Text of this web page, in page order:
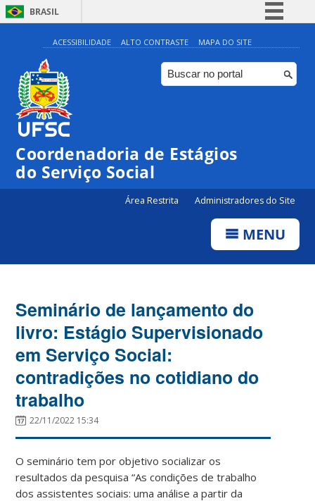
BRASIL
Simplifique!
Comunica BR
Participe
Canais
ACESSIBILIDADE ALTO CONTRASTE MAPA DO SITE
Coordenadoria de Estágios
do Serviço Social
Área Restrita Administradores do Site
MENU
Seminário de lançamento do
livro: Estágio Supervisionado
em Serviço Social:
contradições no cotidiano do
trabalho
22/11/2022 15:34
O seminário tem por objetivo socializar os
resultados da pesquisa “As condições de trabalho
dos assistentes sociais: uma análise a partir da